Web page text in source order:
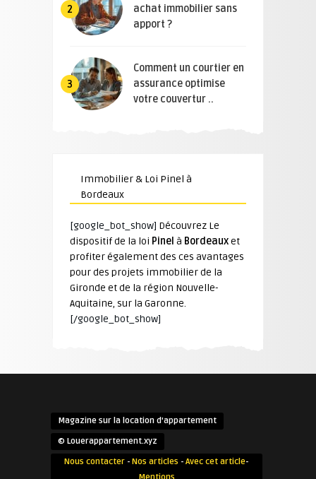
2
achat immobilier sans
apport ?
3
Comment un courtier en
assurance optimise
votre couvertur ..
Immobilier & Loi Pinel à
Bordeaux
[google_bot_show] Découvrez Le
dispositif de la loi Pinel à Bordeauxet
profiter également des ces avantages
pour des projets immobilier de la
Gironde et de la région Nouvelle-
Aquitaine, sur la Garonne.
[/google_bot_show]
Magazine sur la location d'appartement
© Louerappartement.xyz
Nous contacter - Nos articles - Avec cet article-